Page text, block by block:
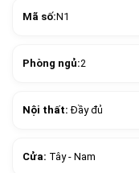
Mã số:N1
Phòng ngủ:2
Nội thất:Đầy đủ
Cửa: Tây - Nam